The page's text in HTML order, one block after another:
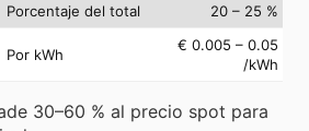
Porcentaje del total
20 – 25 %
Por kWh
€ 0.005 – 0.05
/kWh
30–60 % al precio spot para